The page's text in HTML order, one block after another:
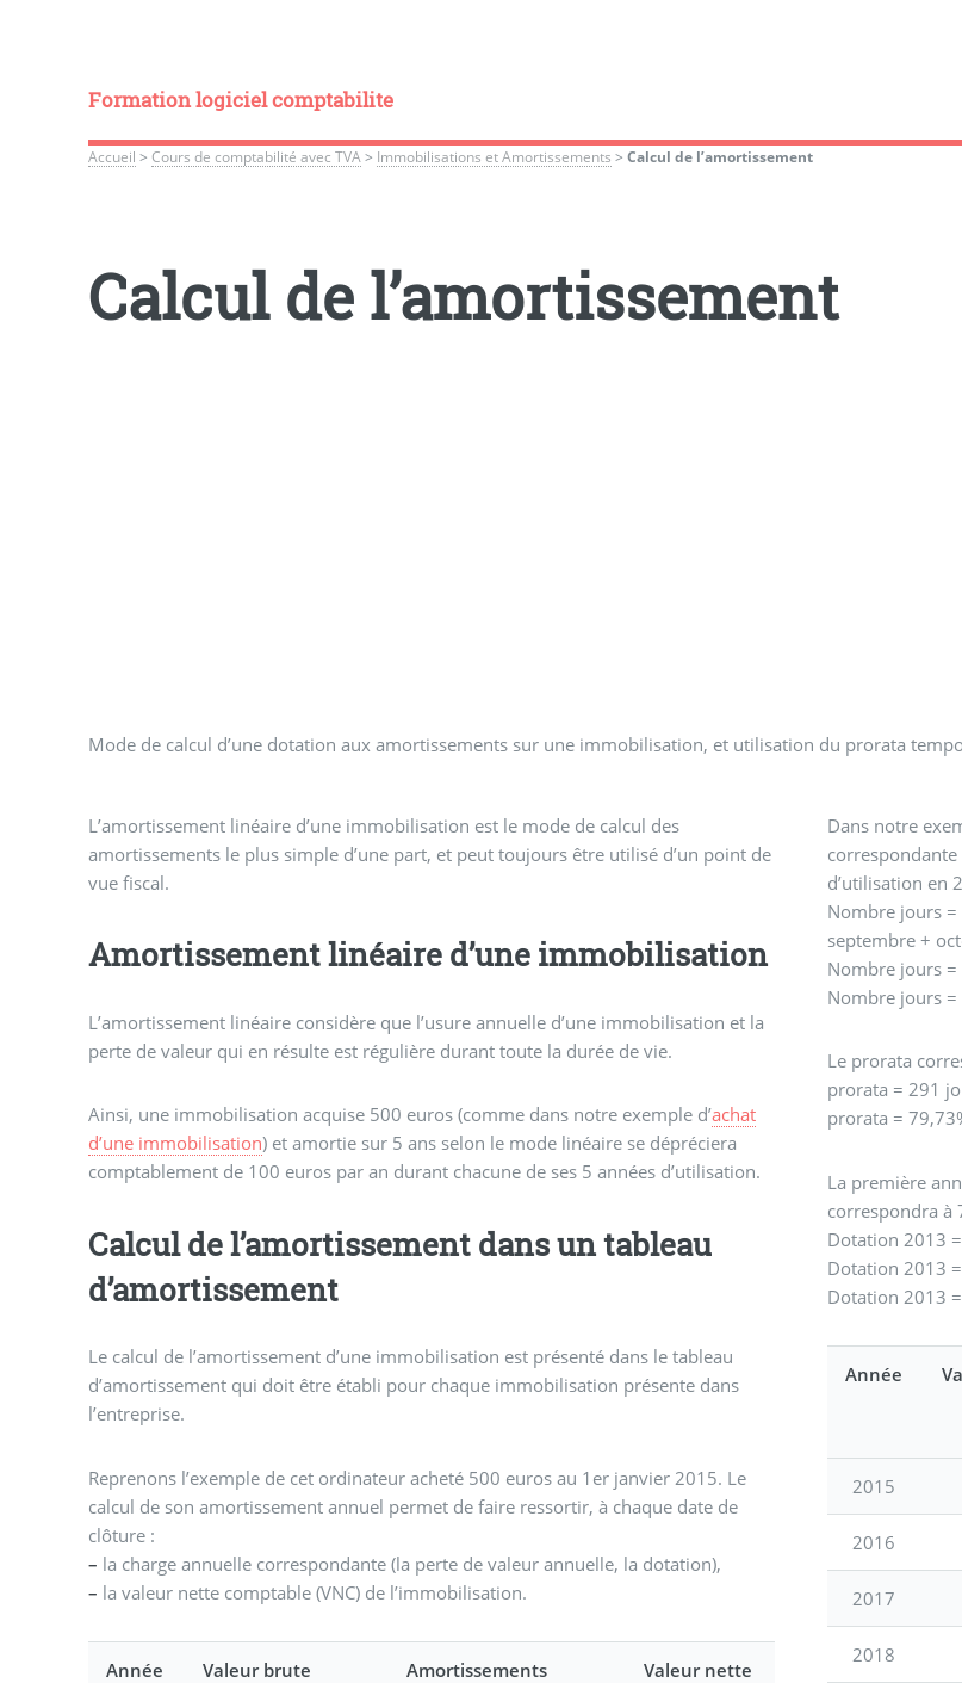
Formation logiciel comptabilite
Accueil > Cours de comptabilité avec TVA> Immobilisations et Amortissements > Calcul de l’amortissement
Calcul de l’amortissement
Mode de calcul d’une dotation aux amortissements sur une immobilisation, et utilisation du prorata
L’amortissement linéaire d’une immobilisation est le mode de calcul des
amortissements le plus simple d’une part, et peut toujours être utilisé d’un point de
vue fiscal.
Amortissement linéaire d’une immobilisation
L’amortissement linéaire considère que l’usure annuelle d’une immobilisation et la
perte de valeur qui en résulte est régulière durant toute la durée de vie.
Ainsi, une immobilisation acquise 500 euros (comme dans notre exemple d’achat
d’une immobilisation) et amortie sur 5 ans selon le mode linéaire se dépréciera
comptablement de 100 euros par an durant chacune de ses 5 années d’utilisation.
Calcul de l’amortissement dans un tableau
d’amortissement
Le calcul de l’amortissement d’une immobilisation est présenté dans le tableau
d’amortissement qui doit être établi pour chaque immobilisation présente dans
l’entreprise.
Reprenons l’exemple de cet ordinateur acheté 500 euros au 1er janvier 2015. Le
calcul de son amortissement annuel permet de faire ressortir, à chaque date de
clôture :
– la charge annuelle correspondante (la perte de valeur annuelle, la dotation),
– la valeur nette comptable (VNC) de l’immobilisation.
Année Valeur brute Amortissements
Valeur nette
Dans notre
d’utilisation en
Nombre jours
septembre +
Nombre jours
Nombre jours
Le prorata
prorata = 291
prorata =
La première
correspondra à
Dotation 2013
Dotation 2013
Dotation 2013
Année
2015
2016
2017
2018